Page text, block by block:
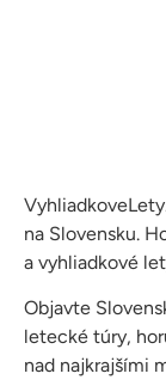
na Slovensku.
a vyhliadkové
Objavte
letecké túry,
nad najkrajšími